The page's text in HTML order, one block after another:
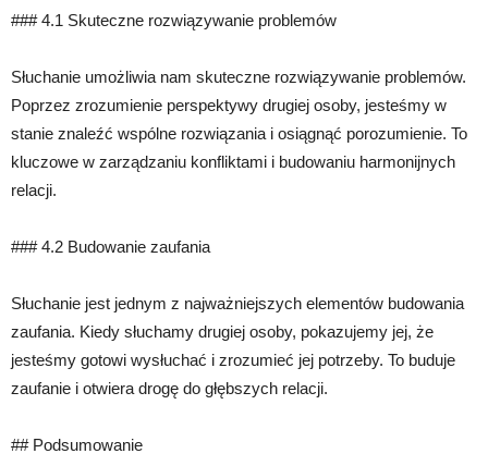
### 4.1 Skuteczne rozwiązywanie problemów
Słuchanie umożliwia nam skuteczne rozwiązywanie problemów.
Poprzez zrozumienie perspektywy drugiej osoby, jesteśmy w
stanie znaleźć wspólne rozwiązania i osiągnąć porozumienie. To
kluczowe w zarządzaniu konfliktami i budowaniu harmonijnych
relacji.
### 4.2 Budowanie zaufania
Słuchanie jest jednym z najważniejszych elementów budowania
zaufania. Kiedy słuchamy drugiej osoby, pokazujemy jej, że
jesteśmy gotowi wysłuchać i zrozumieć jej potrzeby. To buduje
zaufanie i otwiera drogę do głębszych relacji.
## Podsumowanie